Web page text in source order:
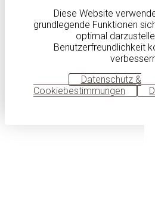
Diese Website
grundlegende Funktionen
optimal
Benutzerfreundlichkeit
Datenschutz &
Cookiebestimmungen